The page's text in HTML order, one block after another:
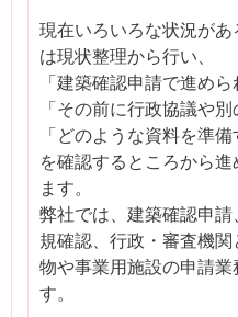
現在いろいろな状況が
は現状整理から行い、
「建築確認申請で進めら
「その前に行政協議や
「どのような資料を準備
を確認するところから
ます。
弊社では、建築確認申
規確認、行政・審査機
物や事業用施設の申請
す。